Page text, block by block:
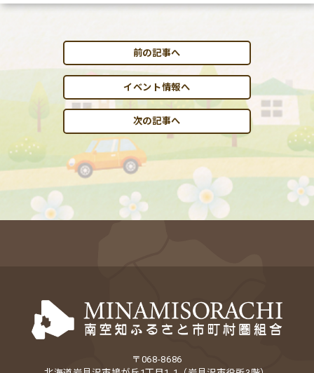
前の記事へ
イベント情報へ
次の記事へ
〒068-8686